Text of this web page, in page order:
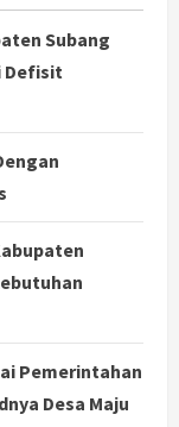
Subang
Defisit
Pemerintahan
Desa Maju